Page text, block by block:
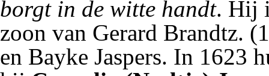
borgt in de witte handt. Hij
zoon van Gerard Brandtz.
en Bayke Jaspers. In 1623